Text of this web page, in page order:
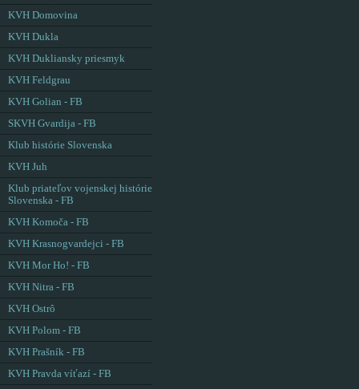
KVH Domovina
KVH Dukla
KVH Dukliansky priesmyk
KVH Feldgrau
KVH Golian - FB
SKVH Gvardija - FB
Klub histórie Slovenska
KVH Juh
Klub priateľov vojenskej histórie
Slovenska - FB
KVH Komoča - FB
KVH Krasnogvardejci - FB
KVH Mor Ho! - FB
KVH Nitra - FB
KVH Ostrô
KVH Polom - FB
KVH Prašník - FB
KVH Pravda víťazí - FB